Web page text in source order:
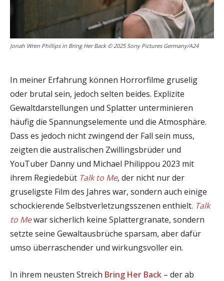
Jonah Wren Phillips in Bring Her Back © 2025 Sony Pictures Germany/A24
In meiner Erfahrung können Horrorfilme gruselig
oder brutal sein, jedoch selten beides. Explizite
Gewaltdarstellungen und Splatter unterminieren
häufig die Spannungselemente und die Atmosphäre.
Dass es jedoch nicht zwingend der Fall sein muss,
zeigten die australischen Zwillingsbrüder und
YouTuber Danny und Michael Philippou 2023 mit
ihrem Regiedebüt Talk to Me, der nicht nur der
gruseligste Film des Jahres war, sondern auch einige
schockierende Selbstverletzungsszenen enthielt. Talk
to Mewar sicherlich keine Splattergranate, sondern
setzte seine Gewaltausbrüche sparsam, aber dafür
umso überraschender und wirkungsvoller ein.
In ihrem neusten Streich Bring Her Back – der ab